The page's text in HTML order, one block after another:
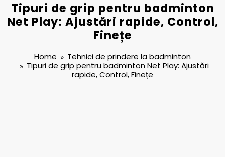
Tipuri de grip pentru badminton
Net Play: Ajustări rapide, Control,
Finețe
Home
Tehnici de prindere la badminton
Tipuri de grip pentru badminton Net Play: Ajustări
rapide, Control, Finețe